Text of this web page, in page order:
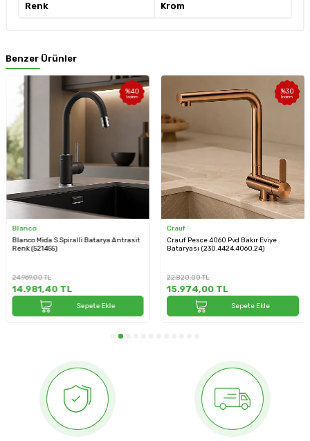
Renk Krom
Benzer Ürünler
%40
İndirim
Blanco
Blanco Mida S Spiralli Batarya Antrasit
Renk (521455)
24.969,00TL
14.981,40TL
Sepete Ekle
%30
İndirim
Crauf
Crauf Pesce 4060 Pvd Bakır Eviye
Bataryası (230.4424.4060.24)
22.820,00TL
15.974,00TL
Sepete Ekle